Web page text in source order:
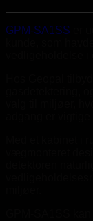
GPM-SA1SS